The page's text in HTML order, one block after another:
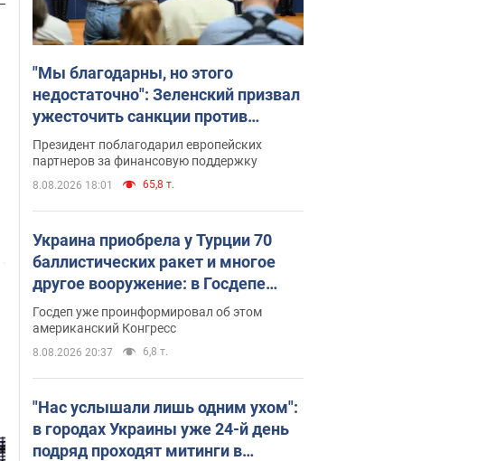
"Мы благодарны, но этого
недостаточно": Зеленский призвал
ужесточить санкции против
России
Президент поблагодарил европейских
партнеров за финансовую поддержку
8.08.2026 18:01 65,8 т.
Украина приобрела у Турции 70
баллистических ракет и многое
другое вооружение: в Госдепе
США обнародовали список
Госдеп уже проинформировал об этом
американский Конгресс
8.08.2026 20:37 6,8 т.
"Нас услышали лишь одним ухом":
в городах Украины уже 24-й день
подряд проходят митинги в